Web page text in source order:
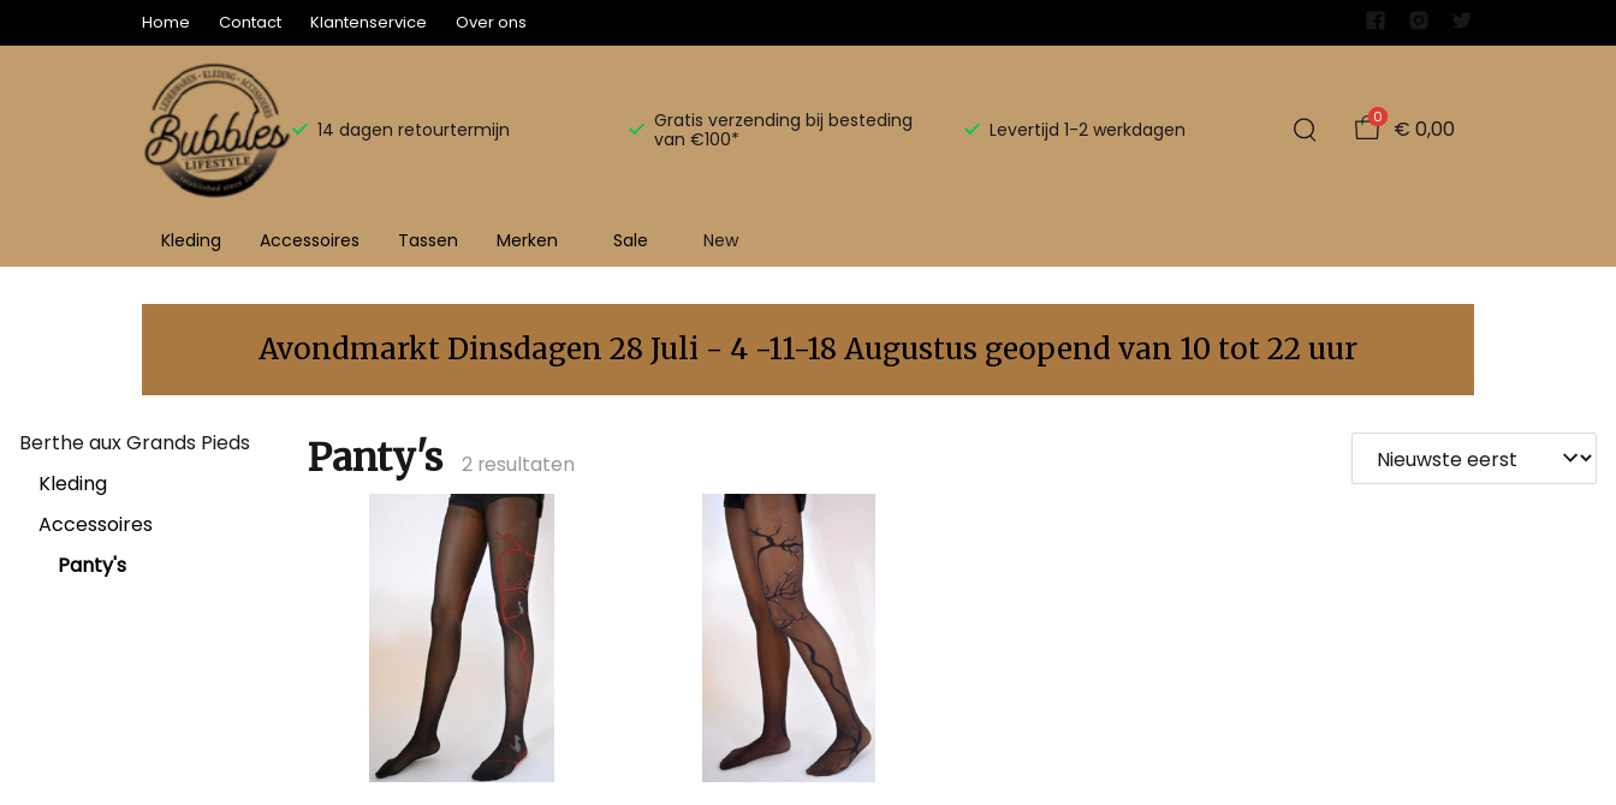
Home Contact Klantenservice Over ons
14 dagen retourtermijn
Gratis verzending bij besteding
van €100*
Levertijd 1-2 werkdagen
0 € 0,00
Kleding Accessoires Tassen Merken Sale New
Panty's
Bubbles
Sluis
Avondmarkt Dinsdagen 28 Juli - 4 -11-18 Augustus geopend van 10 tot 22 uur
Berthe aux Grands Pieds
Kleding
Accessoires
Panty's
Panty's 2 resultaten